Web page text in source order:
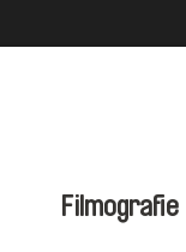
Filmografie